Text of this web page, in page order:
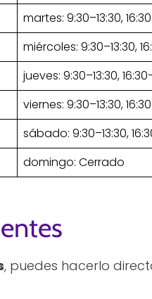
martes: 9:30–13:30,
miércoles: 9:30–13:30,
jueves: 9:30–13:30,
viernes: 9:30–13:30,
sábado: 9:30–13:30,
domingo: Cerrado
, puedes hacerlo